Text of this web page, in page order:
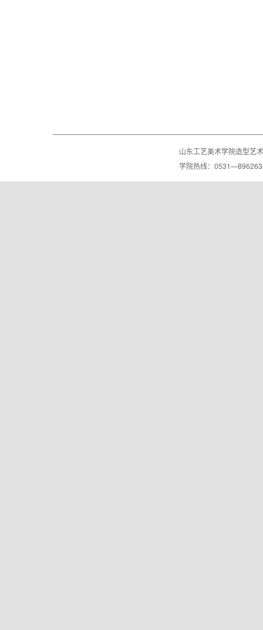
山东工艺美术学院造型艺
学院热线：